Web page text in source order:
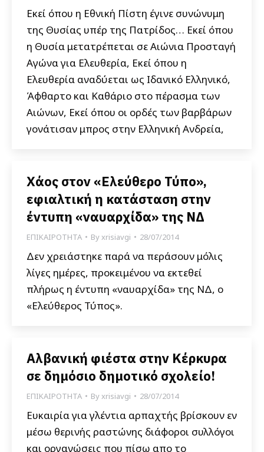
Εκεί όπου η Εθνική Πίστη έγινε συνώνυμη
της Θυσίας υπέρ της Πατρίδος… Εκεί όπου
η Θυσία μετατρέπεται σε Αιώνια Προσταγή
Αγώνα για Ελευθερία, Εκεί όπου η
Ελευθερία αναδύεται ως Ιδανικό Ελληνικό,
Άφθαρτο και Καθάριο στο πέρασμα των
Αιώνων, Εκεί όπου οι ορδές των βαρβάρων
γονάτισαν μπρος στην Ελληνική Ανδρεία,
Χάος στον «Ελεύθερο Τύπο»,
εφιαλτική η κατάσταση στην
έντυπη «ναυαρχίδα» της ΝΔ
ΕΠΙΚΑΙΡΟΤΗΤΑ Byxrisiavgi 28/07/2014
Δεν χρειάστηκε παρά να περάσουν μόλις
λίγες ημέρες, προκειμένου να εκτεθεί
πλήρως η έντυπη «ναυαρχίδα» της ΝΔ, ο
«Ελεύθερος Τύπος».
Αλβανική φιέστα στην Κέρκυρα
σε δημόσιο δημοτικό σχολείο!
ΕΠΙΚΑΙΡΟΤΗΤΑ Byxrisiavgi 28/07/2014
Ευκαιρία για γλέντια αρπαχτής βρίσκουν εν
μέσω θερινής ραστώνης διάφοροι συλλόγοι
και οργανώσεις που πίσω απο το